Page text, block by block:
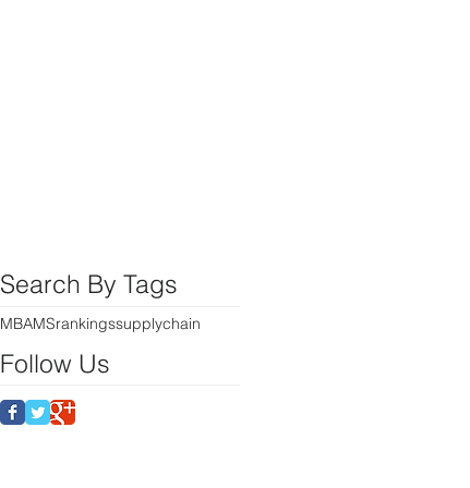
Search By Tags
MBAMSrankingssupplychain
Follow Us